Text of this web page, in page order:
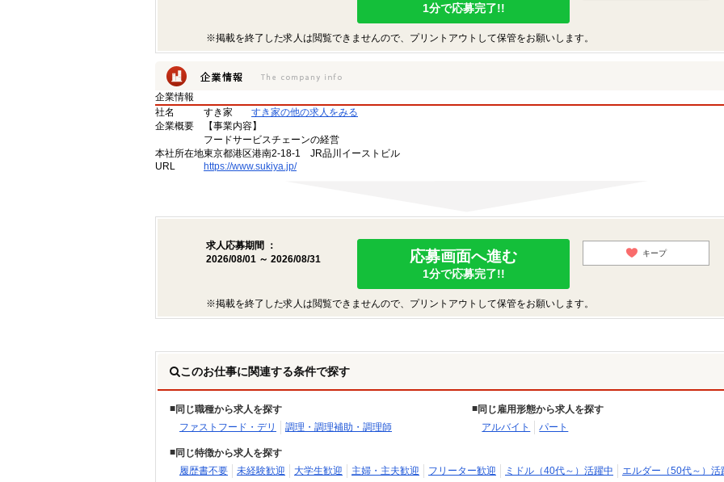
1分で応募完了!!
※掲載を終了した求人は閲覧できませんので、プリントアウトして保管をお願いします。
企業情報
社名
すき家
すき家の他の求人をみる
企業概要
【事業内容】
フードサービスチェーンの経営
本社所在地東京都港区港南2-18-1 JR品川イーストビル
URL
https://www.sukiya.jp/
求人応募期間 ：
2026/08/01 ～ 2026/08/31
応募画面へ進む
1分で応募完了!!
キープ
※掲載を終了した求人は閲覧できませんので、プリントアウトして保管をお願いします。
このお仕事に関連する条件で探す
同じ職種から求人を探す
ファストフード・デリ
調理・調理補助・調理師
同じ雇用形態から求人を探す
アルバイト
パート
同じ特徴から求人を探す
履歴書不要
未経験歓迎 大学生歓迎 主婦・主夫歓迎 フリーター歓迎 ミドル（40代～）活躍中
エルダー（50代～）活